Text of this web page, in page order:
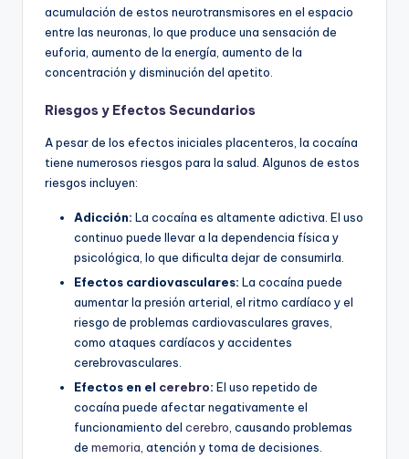
acumulación de estos neurotransmisores en el espacio
entre las neuronas, lo que produce una sensación de
euforia, aumento de la energía, aumento de la
concentración y disminución del apetito.
Riesgos y Efectos Secundarios
A pesar de los efectos iniciales placenteros, la cocaína
tiene numerosos riesgos para la salud. Algunos de estos
riesgos incluyen:
Adicción: La cocaína es altamente adictiva. El uso
continuo puede llevar a la dependencia física y
psicológica, lo que dificulta dejar de consumirla.
Efectos cardiovasculares: La cocaína puede
aumentar la presión arterial, el ritmo cardíaco y el
riesgo de problemas cardiovasculares graves,
como ataques cardíacos y accidentes
cerebrovasculares.
Efectos en el cerebro: El uso repetido de
cocaína puede afectar negativamente el
funcionamiento del cerebro, causando problemas
de memoria, atención y toma de decisiones.